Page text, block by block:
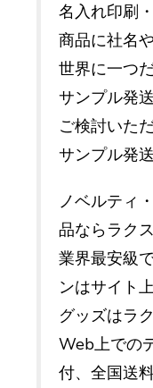
名入れ印刷
商品に社名
世界に一つ
サンプル発
ご検討いた
サンプル発
ノベルティ
品ならラク
業界最安級
ンはサイト
グッズはラ
Web上での
付、全国送